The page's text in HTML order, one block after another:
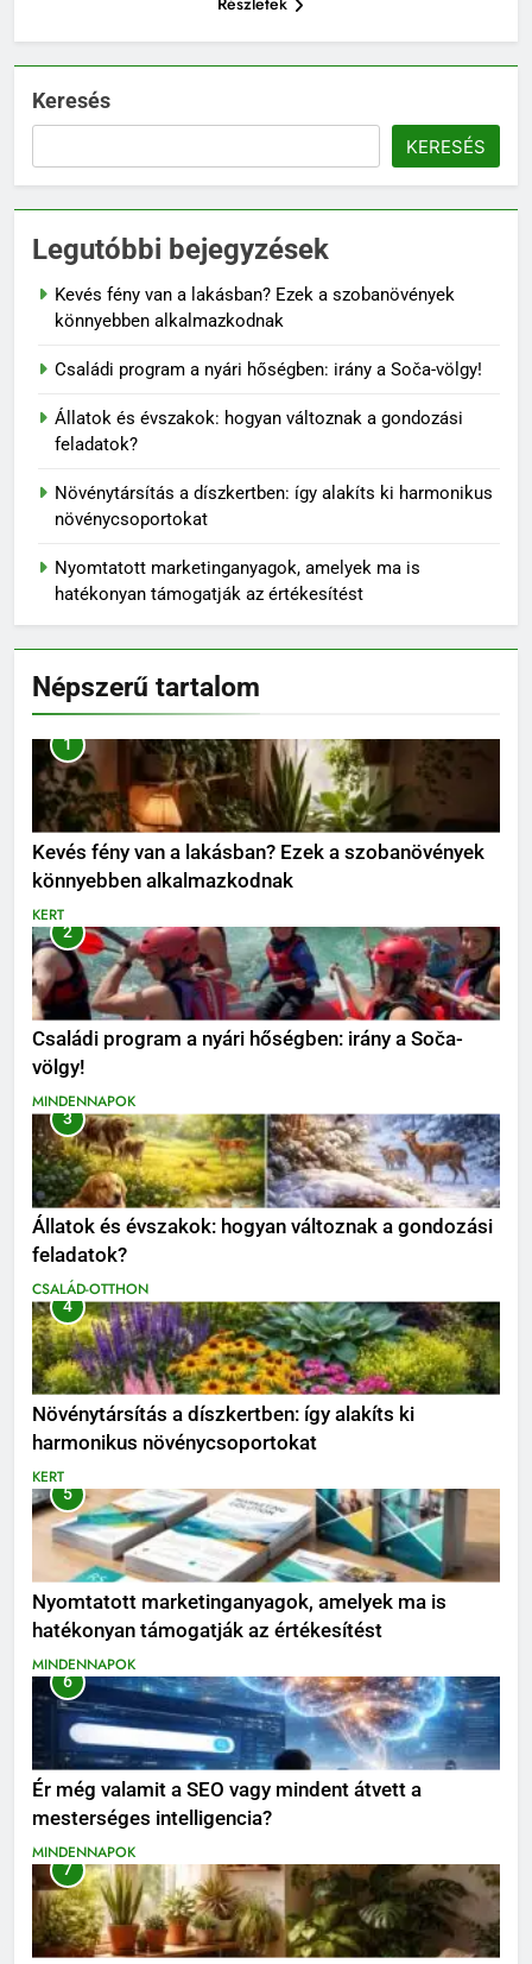
Keresés
KERESÉS
Legutóbbi bejegyzések
Kevés fény van a lakásban? Ezek a szobanövények
könnyebben alkalmazkodnak
Családi program a nyári hőségben: irány a Soča-völgy!
Állatok és évszakok: hogyan változnak a gondozási
feladatok?
Növénytársítás a díszkertben: így alakíts ki harmonikus
növénycsoportokat
Nyomtatott marketinganyagok, amelyek ma is
hatékonyan támogatják az értékesítést
Népszerű tartalom
1
Kevés fény van a lakásban? Ezek a szobanövények
könnyebben alkalmazkodnak
KERT
2
Családi program a nyári hőségben: irány a Soča-
völgy!
MINDENNAPOK
3
Állatok és évszakok: hogyan változnak a gondozási
feladatok?
CSALÁD-OTTHON
4
Növénytársítás a díszkertben: így alakíts ki
harmonikus növénycsoportokat
KERT
5
Nyomtatott marketinganyagok, amelyek ma is
hatékonyan támogatják az értékesítést
MINDENNAPOK
6
Ér még valamit a SEO vagy mindent átvett a
mesterséges intelligencia?
MINDENNAPOK
7